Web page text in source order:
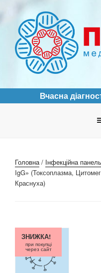
вмісту
ПАНАКЕЯ
Вчасна
Головна/ Інфекційна панель
IgG» (Токсоплазма,
Краснуха)
ЗНИЖКА!
при покупці
через сайт